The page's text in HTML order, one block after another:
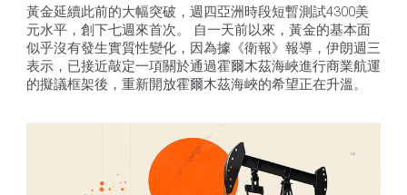
黃金延續此前的大幅突破，週四亞洲時段短暫測試4300美
元水平，創下七週來首次。 自一天前以來，黃金的基本面
似乎沒有發生實質性變化，因為據《衛報》報導，伊朗週三
表示，已接近敲定一項關於通過霍爾木茲海峽進行商業航運
的擬議框架後，重新開放霍爾木茲海峽的希望正在升溫。